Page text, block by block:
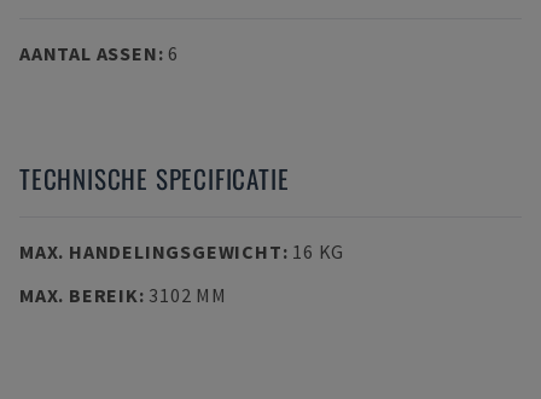
AANTAL ASSEN: 6
TECHNISCHE SPECIFICATIE
MAX. HANDELINGSGEWICHT: 16 KG
MAX. BEREIK: 3102 MM